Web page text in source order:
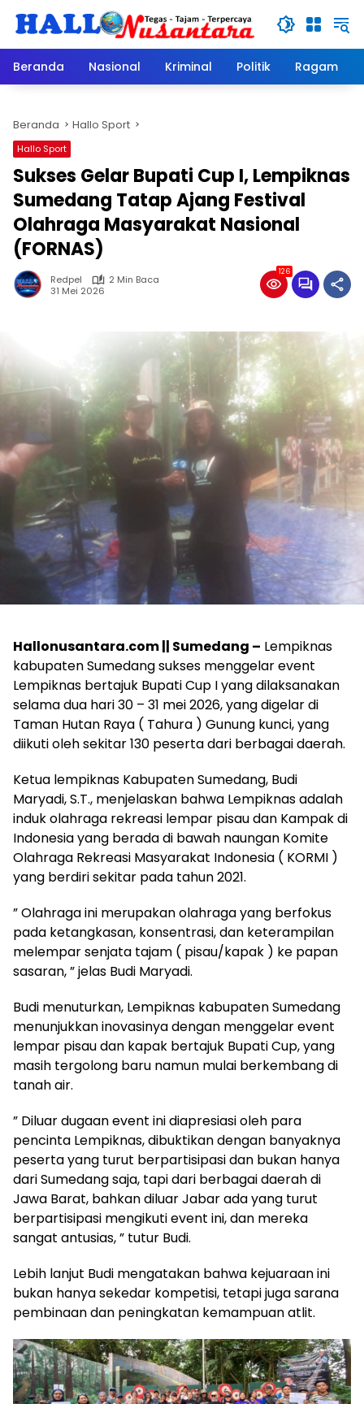
Beranda
Nasional Kriminal Politik Ragam
Beranda Hallo Sport
Hallo Sport
Sukses Gelar Bupati Cup I, Lempiknas
Sumedang Tatap Ajang Festival
Olahraga Masyarakat Nasional
(FORNAS)
Redpel
2 Min Baca
31 Mei 2026
126
Hallonusantara.com || Sumedang – Lempiknas
kabupaten Sumedang sukses menggelar event
Lempiknas bertajuk Bupati Cup I yang dilaksanakan
selama dua hari 30 – 31 mei 2026, yang digelar di
Taman Hutan Raya ( Tahura ) Gunung kunci, yang
diikuti oleh sekitar 130 peserta dari berbagai daerah.
Ketua lempiknas Kabupaten Sumedang, Budi
Maryadi, S.T., menjelaskan bahwa Lempiknas adalah
induk olahraga rekreasi lempar pisau dan Kampak di
Indonesia yang berada di bawah naungan Komite
Olahraga Rekreasi Masyarakat Indonesia ( KORMI )
yang berdiri sekitar pada tahun 2021.
” Olahraga ini merupakan olahraga yang berfokus
pada ketangkasan, konsentrasi, dan keterampilan
melempar senjata tajam ( pisau/kapak ) ke papan
sasaran, ” jelas Budi Maryadi.
Budi menuturkan, Lempiknas kabupaten Sumedang
menunjukkan inovasinya dengan menggelar event
lempar pisau dan kapak bertajuk Bupati Cup, yang
masih tergolong baru namun mulai berkembang di
tanah air.
” Diluar dugaan event ini diapresiasi oleh para
pencinta Lempiknas, dibuktikan dengan banyaknya
peserta yang turut berpartisipasi dan bukan hanya
dari Sumedang saja, tapi dari berbagai daerah di
Jawa Barat, bahkan diluar Jabar ada yang turut
berpartisipasi mengikuti event ini, dan mereka
sangat antusias, ” tutur Budi.
Lebih lanjut Budi mengatakan bahwa kejuaraan ini
bukan hanya sekedar kompetisi, tetapi juga sarana
pembinaan dan peningkatan kemampuan atlit.